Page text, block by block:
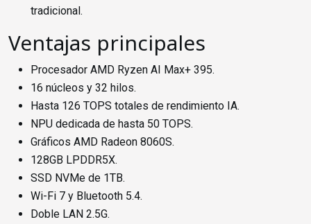
tradicional.
Ventajas principales
Procesador AMD Ryzen AI Max+ 395.
16 núcleos y 32 hilos.
Hasta 126 TOPS totales de rendimiento IA.
NPU dedicada de hasta 50 TOPS.
Gráficos AMD Radeon 8060S.
128GB LPDDR5X.
SSD NVMe de 1TB.
Wi-Fi 7 y Bluetooth 5.4.
Doble LAN 2.5G.